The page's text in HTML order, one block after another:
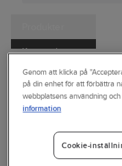
Kampanjer
Tjänster
Kataloger
Ahlsell Produkter
Övriga väskor och bagar
Genom att klicka på
på din enhet för att förbättra
webbplatsens användning
information
Cookie-